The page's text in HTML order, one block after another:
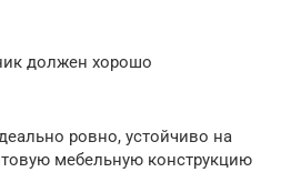
должен хорошо
ровно, устойчиво на
мебельную конструкцию